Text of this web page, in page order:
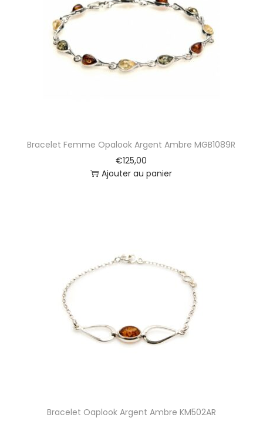
t
Bracelet Femme Opalook Argent Ambre MGB1089R
€125,00
Ajouter au panier
Bracelet Oaplook Argent Ambre KM502AR